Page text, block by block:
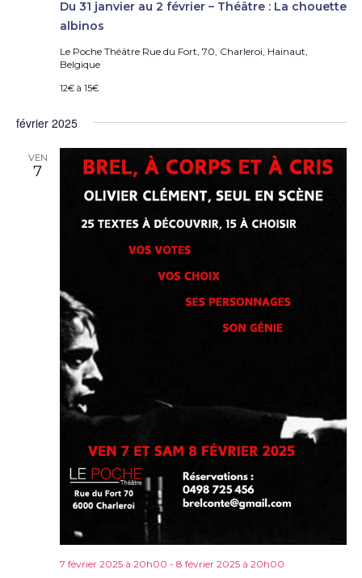
Du 31 janvier au 2 février – Théâtre : La chouette
albinos
Le Poche Théâtre Rue du Fort, 70, Charleroi, Hainaut,
Belgique
12€ à 15€
février 2025
VEN
7
7 février 2025 à 20h00 - 8 février 2025 à 20h00